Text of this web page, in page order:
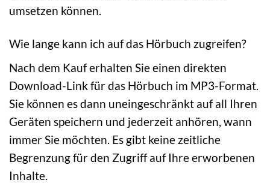
umsetzen können.
Wie lange kann ich auf das Hörbuch zugreifen?
Nach dem Kauf erhalten Sie einen direkten
Download-Link für das Hörbuch im MP3-Format.
Sie können es dann uneingeschränkt auf all Ihren
Geräten speichern und jederzeit anhören, wann
immer Sie möchten. Es gibt keine zeitliche
Begrenzung für den Zugriff auf Ihre erworbenen
Inhalte.